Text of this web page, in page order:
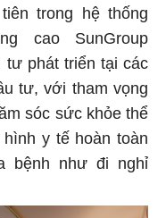
trong hệ thống
cao SunGroup
tư phát triển tại các
tư, với tham vọng
sóc sức khỏe thể
y tế hoàn toàn
bệnh như đi nghỉ